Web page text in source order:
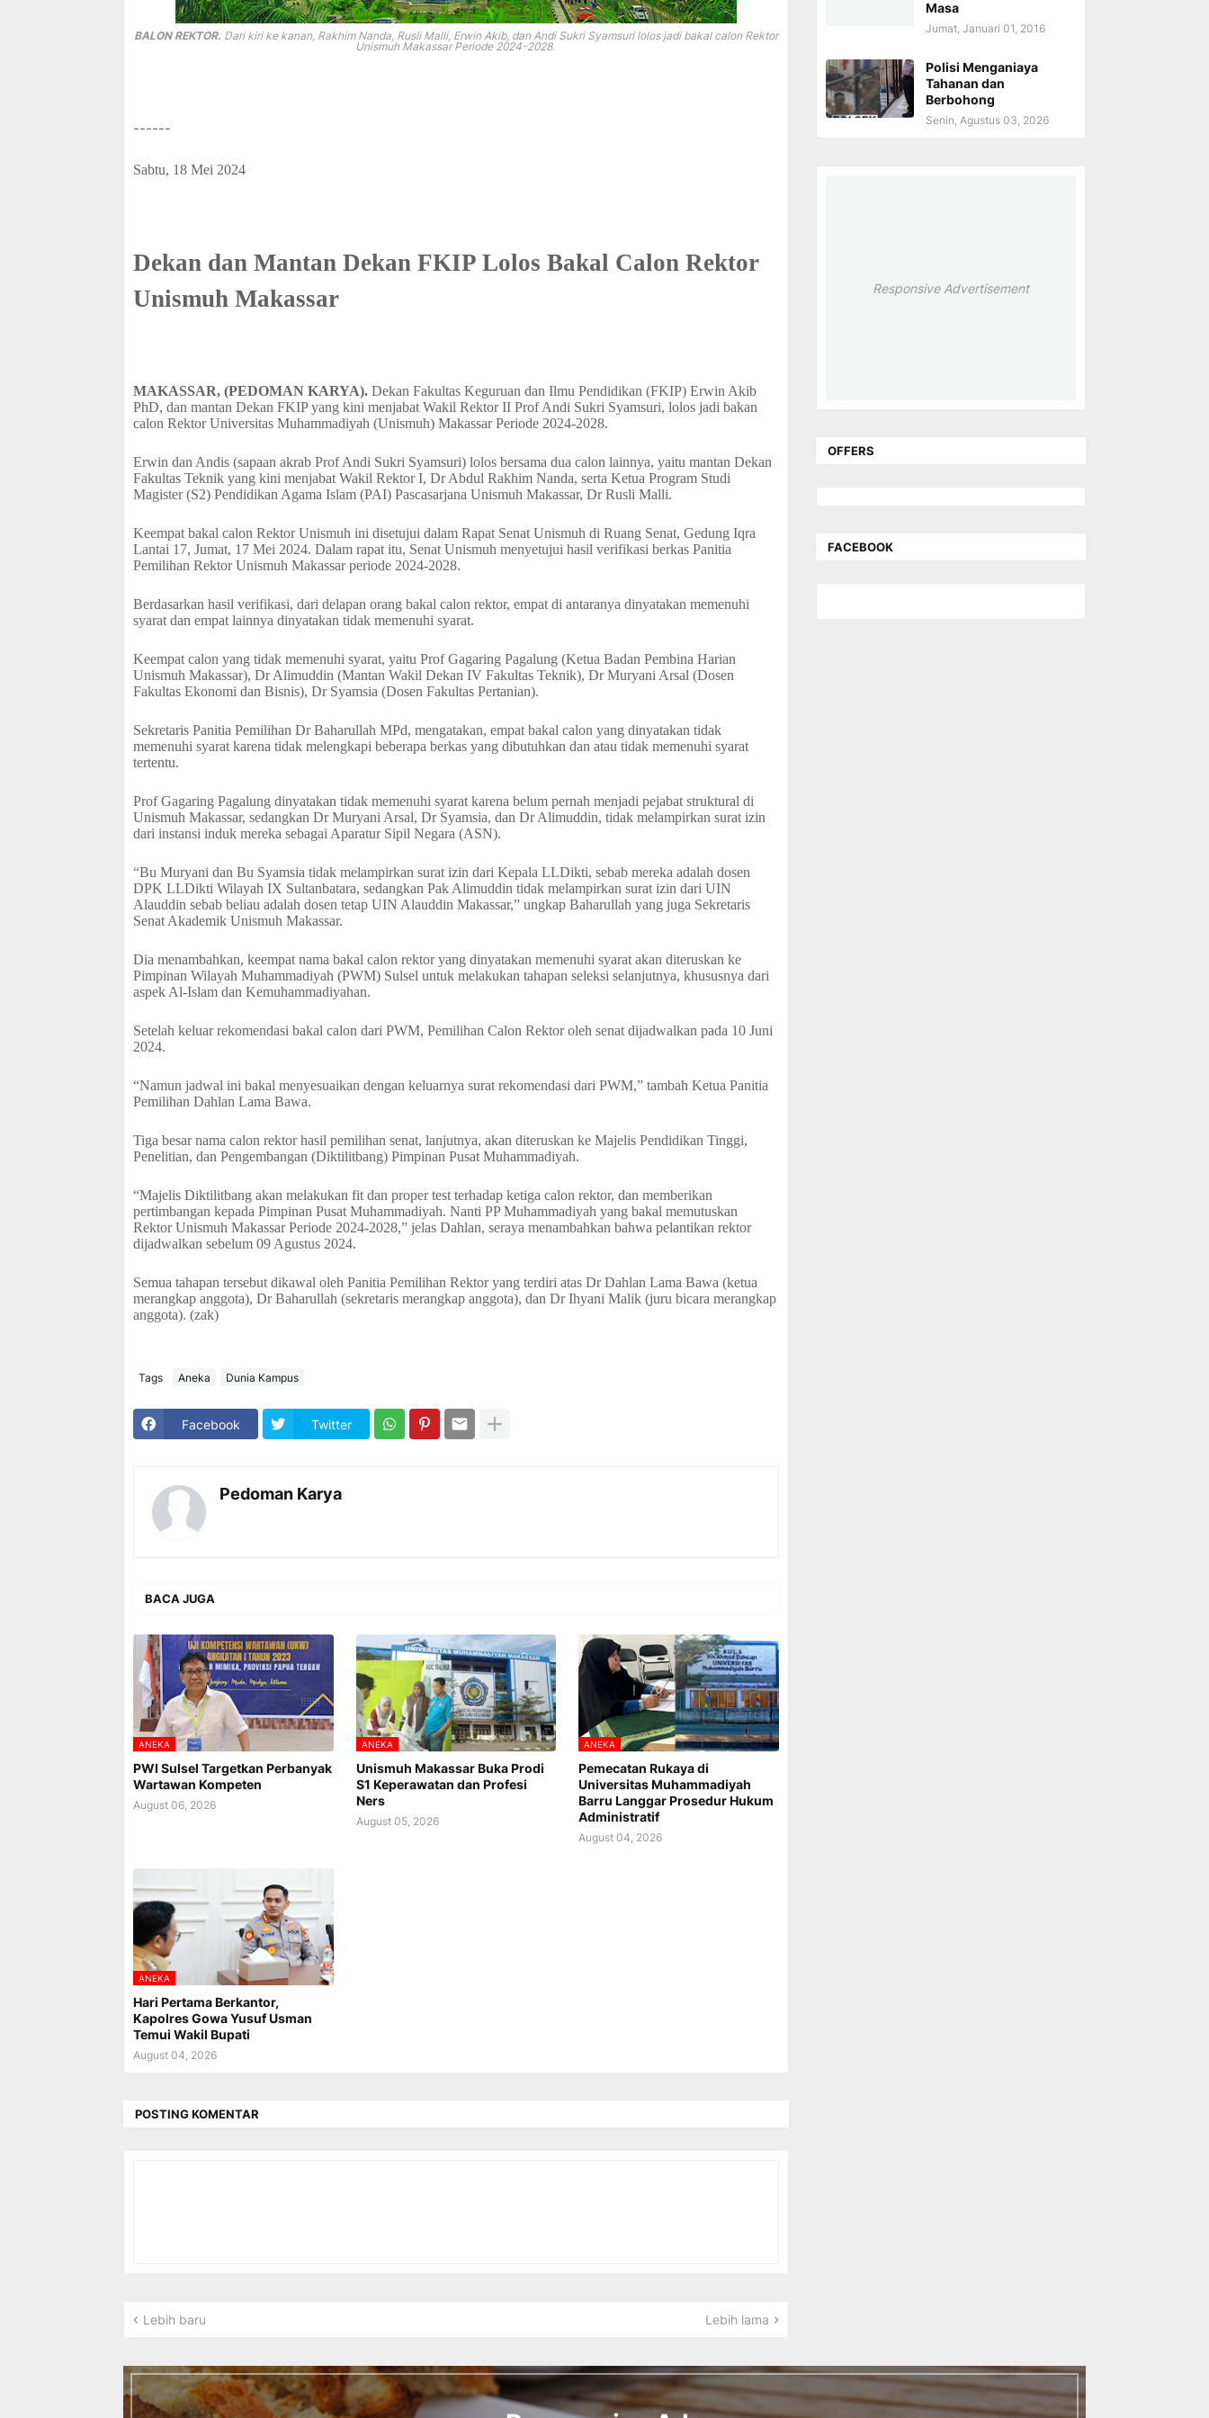
BALON REKTOR. Dari kiri ke kanan, Rakhim Nanda, Rusli Malli, Erwin Akib, dan Andi Sukri Syamsuri lolos jadi bakal calon Rektor
Unismuh Makassar Periode 2024-2028.
------
Sabtu, 18 Mei 2024
Dekan dan Mantan Dekan FKIP Lolos Bakal Calon Rektor
Unismuh Makassar
MAKASSAR, (PEDOMAN KARYA). Dekan Fakultas Keguruan dan Ilmu Pendidikan (FKIP) Erwin Akib
PhD, dan mantan Dekan FKIP yang kini menjabat Wakil Rektor II Prof Andi Sukri Syamsuri, lolos jadi bakan
calon Rektor Universitas Muhammadiyah (Unismuh) Makassar Periode 2024-2028.
Erwin dan Andis (sapaan akrab Prof Andi Sukri Syamsuri) lolos bersama dua calon lainnya, yaitu mantan Dekan
Fakultas Teknik yang kini menjabat Wakil Rektor I, Dr Abdul Rakhim Nanda, serta Ketua Program Studi
Magister (S2) Pendidikan Agama Islam (PAI) Pascasarjana Unismuh Makassar, Dr Rusli Malli.
Keempat bakal calon Rektor Unismuh ini disetujui dalam Rapat Senat Unismuh di Ruang Senat, Gedung Iqra
Lantai 17, Jumat, 17 Mei 2024. Dalam rapat itu, Senat Unismuh menyetujui hasil verifikasi berkas Panitia
Pemilihan Rektor Unismuh Makassar periode 2024-2028.
Berdasarkan hasil verifikasi, dari delapan orang bakal calon rektor, empat di antaranya dinyatakan memenuhi
syarat dan empat lainnya dinyatakan tidak memenuhi syarat.
Keempat calon yang tidak memenuhi syarat, yaitu Prof Gagaring Pagalung (Ketua Badan Pembina Harian
Unismuh Makassar), Dr Alimuddin (Mantan Wakil Dekan IV Fakultas Teknik), Dr Muryani Arsal (Dosen
Fakultas Ekonomi dan Bisnis), Dr Syamsia (Dosen Fakultas Pertanian).
Sekretaris Panitia Pemilihan Dr Baharullah MPd, mengatakan, empat bakal calon yang dinyatakan tidak
memenuhi syarat karena tidak melengkapi beberapa berkas yang dibutuhkan dan atau tidak memenuhi syarat
tertentu.
Prof Gagaring Pagalung dinyatakan tidak memenuhi syarat karena belum pernah menjadi pejabat struktural di
Unismuh Makassar, sedangkan Dr Muryani Arsal, Dr Syamsia, dan Dr Alimuddin, tidak melampirkan surat izin
dari instansi induk mereka sebagai Aparatur Sipil Negara (ASN).
“Bu Muryani dan Bu Syamsia tidak melampirkan surat izin dari Kepala LLDikti, sebab mereka adalah dosen
DPK LLDikti Wilayah IX Sultanbatara, sedangkan Pak Alimuddin tidak melampirkan surat izin dari UIN
Alauddin sebab beliau adalah dosen tetap UIN Alauddin Makassar,” ungkap Baharullah yang juga Sekretaris
Senat Akademik Unismuh Makassar.
Dia menambahkan, keempat nama bakal calon rektor yang dinyatakan memenuhi syarat akan diteruskan ke
Pimpinan Wilayah Muhammadiyah (PWM) Sulsel untuk melakukan tahapan seleksi selanjutnya, khususnya dari
aspek Al-Islam dan Kemuhammadiyahan.
Setelah keluar rekomendasi bakal calon dari PWM, Pemilihan Calon Rektor oleh senat dijadwalkan pada 10 Juni
2024.
“Namun jadwal ini bakal menyesuaikan dengan keluarnya surat rekomendasi dari PWM,” tambah Ketua Panitia
Pemilihan Dahlan Lama Bawa.
Tiga besar nama calon rektor hasil pemilihan senat, lanjutnya, akan diteruskan ke Majelis Pendidikan Tinggi,
Penelitian, dan Pengembangan (Diktilitbang) Pimpinan Pusat Muhammadiyah.
“Majelis Diktilitbang akan melakukan fit dan proper test terhadap ketiga calon rektor, dan memberikan
pertimbangan kepada Pimpinan Pusat Muhammadiyah. Nanti PP Muhammadiyah yang bakal memutuskan
Rektor Unismuh Makassar Periode 2024-2028,” jelas Dahlan, seraya menambahkan bahwa pelantikan rektor
dijadwalkan sebelum 09 Agustus 2024.
Semua tahapan tersebut dikawal oleh Panitia Pemilihan Rektor yang terdiri atas Dr Dahlan Lama Bawa (ketua
merangkap anggota), Dr Baharullah (sekretaris merangkap anggota), dan Dr Ihyani Malik (juru bicara merangkap
anggota). (zak)
Tags Aneka Dunia Kampus
Facebook Twitter
Pedoman Karya
BACA JUGA
ANEKA
PWI Sulsel Targetkan Perbanyak
Wartawan Kompeten
August 06, 2026
ANEKA
Unismuh Makassar Buka Prodi
S1 Keperawatan dan Profesi
Ners
August 05, 2026
ANEKA
Pemecatan Rukaya di
Universitas Muhammadiyah
Barru Langgar Prosedur Hukum
Administratif
August 04, 2026
ANEKA
Hari Pertama Berkantor,
Kapolres Gowa Yusuf Usman
Temui Wakil Bupati
August 04, 2026
POSTING KOMENTAR
Lebih baru Lebih lama
Masa
Jumat, Januari 01, 2016
Polisi Menganiaya
Tahanan dan
Berbohong
Senin, Agustus 03, 2026
Responsive Advertisement
OFFERS
FACEBOOK
I
n
t